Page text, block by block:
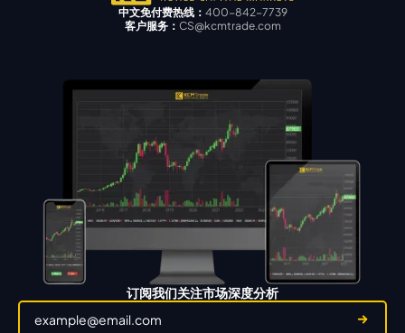
中文免付费热线： 400-842-7739
客户服务： CS@kcmtrade.com
订阅我们关注市场深度分析